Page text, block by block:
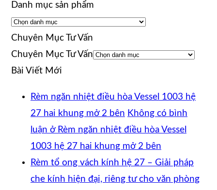
Danh mục sản phẩm
Chuyên Mục Tư Vấn
Chuyên Mục Tư Vấn
Bài Viết Mới
Rèm ngăn nhiệt điều hòa Vessel 1003 hệ
27 hai khung mở 2 bên Không có bình
luận ở Rèm ngăn nhiệt điều hòa Vessel
1003 hệ 27 hai khung mở 2 bên
Rèm tổ ong vách kính hệ 27 – Giải pháp
che kính hiện đại, riêng tư cho văn phòng